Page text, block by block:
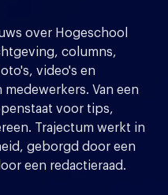
over Hogeschool
columns,
video's en
Van een
voor tips,
Trajectum werkt in
geborgd door een
een redactieraad.